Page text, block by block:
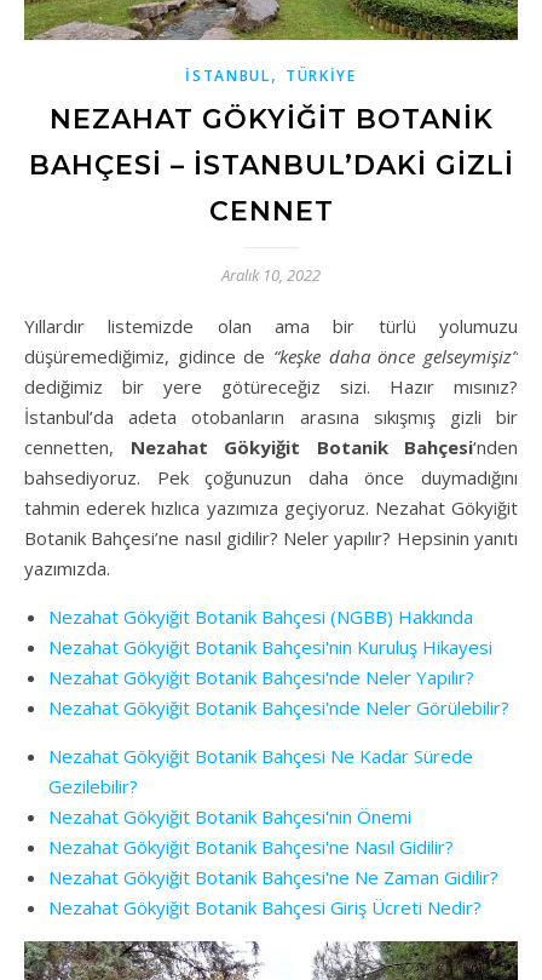
İSTANBUL, TÜRKİYE
NEZAHAT GÖKYIĞIT BOTANIK
BAHÇESI – İSTANBUL’DAKI GIZLI
CENNET
Aralık 10, 2022
Yıllardır listemizde olan ama bir türlü yolumuzu
düşüremediğimiz, gidince de “keşke daha önce gelseymişiz”
dediğimiz bir yere götüreceğiz sizi. Hazır mısınız?
İstanbul’da adeta otobanların arasına sıkışmış gizli bir
cennetten, Nezahat Gökyiğit Botanik Bahçesi‘nden
bahsediyoruz. Pek çoğunuzun daha önce duymadığını
tahmin ederek hızlıca yazımıza geçiyoruz. Nezahat Gökyiğit
Botanik Bahçesi’ne nasıl gidilir? Neler yapılır? Hepsinin yanıtı
yazımızda.
Nezahat Gökyiğit Botanik Bahçesi (NGBB) Hakkında
Nezahat Gökyiğit Botanik Bahçesi'nin Kuruluş Hikayesi
Nezahat Gökyiğit Botanik Bahçesi'nde Neler Yapılır?
Nezahat Gökyiğit Botanik Bahçesi'nde Neler Görülebilir?
Nezahat Gökyiğit Botanik Bahçesi Ne Kadar Sürede
Gezilebilir?
Nezahat Gökyiğit Botanik Bahçesi'nin Önemi
Nezahat Gökyiğit Botanik Bahçesi'ne Nasıl Gidilir?
Nezahat Gökyiğit Botanik Bahçesi'ne Ne Zaman Gidilir?
Nezahat Gökyiğit Botanik Bahçesi Giriş Ücreti Nedir?